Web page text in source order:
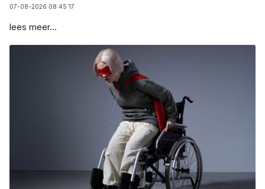
07-08-2026 08:45:17
lees meer...